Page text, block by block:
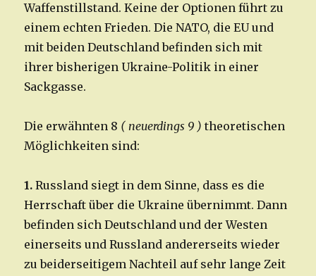
Waffenstillstand. Keine der Optionen führt zu
einem echten Frieden. Die NATO, die EU und
mit beiden Deutschland befinden sich mit
ihrer bisherigen Ukraine-Politik in einer
Sackgasse.
Die erwähnten 8 ( neuerdings 9 ) theoretischen
Möglichkeiten sind:
1. Russland siegt in dem Sinne, dass es die
Herrschaft über die Ukraine übernimmt. Dann
befinden sich Deutschland und der Westen
einerseits und Russland andererseits wieder
zu beiderseitigem Nachteil auf sehr lange Zeit